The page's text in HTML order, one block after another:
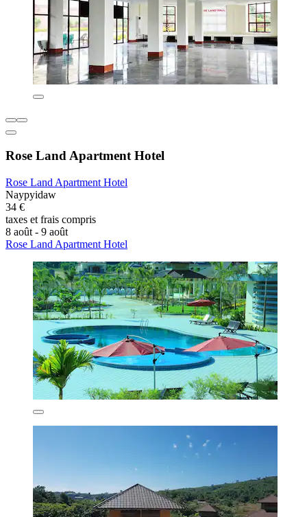
Rose Land Apartment Hotel
Rose Land Apartment Hotel
Naypyidaw
34 €
taxes et frais compris
8 août - 9 août
Rose Land Apartment Hotel